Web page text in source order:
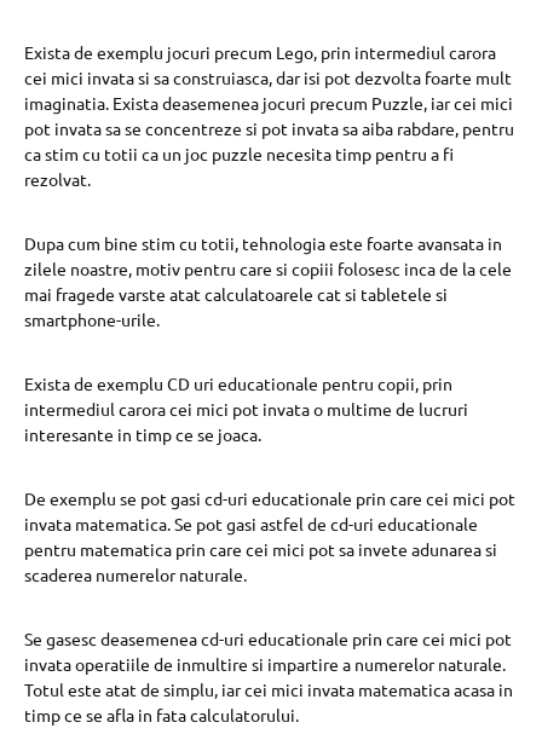
Exista de exemplu jocuri precum Lego, prin intermediul carora
cei mici invata si sa construiasca, dar isi pot dezvolta foarte mult
imaginatia. Exista deasemenea jocuri precum Puzzle, iar cei mici
pot invata sa se concentreze si pot invata sa aiba rabdare, pentru
ca stim cu totii ca un joc puzzle necesita timp pentru a fi
rezolvat.
Dupa cum bine stim cu totii, tehnologia este foarte avansata in
zilele noastre, motiv pentru care si copiii folosesc inca de la cele
mai fragede varste atat calculatoarele cat si tabletele si
smartphone-urile.
Exista de exemplu CD uri educationale pentru copii, prin
intermediul carora cei mici pot invata o multime de lucruri
interesante in timp ce se joaca.
De exemplu se pot gasi cd-uri educationale prin care cei mici pot
invata matematica. Se pot gasi astfel de cd-uri educationale
pentru matematica prin care cei mici pot sa invete adunarea si
scaderea numerelor naturale.
Se gasesc deasemenea cd-uri educationale prin care cei mici pot
invata operatiile de inmultire si impartire a numerelor naturale.
Totul este atat de simplu, iar cei mici invata matematica acasa in
timp ce se afla in fata calculatorului.